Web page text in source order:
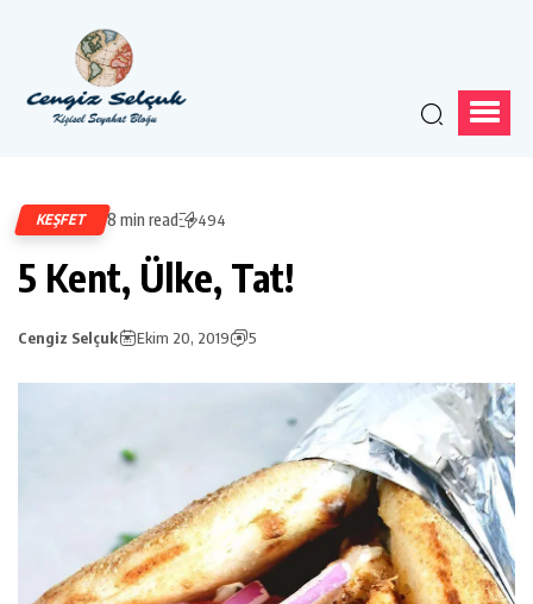
KEŞFET 8 min read 494
5 Kent, Ülke, Tat!
Cengiz Selçuk Ekim 20, 2019 5